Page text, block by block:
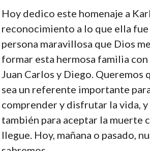
Hoy dedico este homenaje a
reconocimiento a lo que ella fue
persona maravillosa que Dios
formar esta hermosa familia con
Juan Carlos y Diego. Queremos
sea un referente importante
comprender y disfrutar la vida, y
también para aceptar la muerte
llegue. Hoy, mañana o pasado,